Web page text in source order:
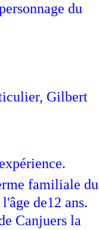
du
Gilbert
familiale du
de12 ans.
Canjuers la